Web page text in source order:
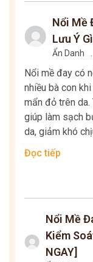
Nổi Mề
Lưu Ý
Ẩn Danh
Nổi mề đay có
nhiều bà con
mẩn đỏ trên da.
giúp làm sạch
da, giảm khó
Đọc tiếp
Nổi Mề
Kiểm
NGAY]